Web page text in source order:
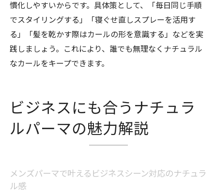
慣化しやすいからです。具体策として、「毎日同じ手順
でスタイリングする」「寝ぐせ直しスプレーを活用す
る」「髪を乾かす際はカールの形を意識する」などを実
践しましょう。これにより、誰でも無理なくナチュラル
なカールをキープできます。
ビジネスにも合うナチュラ
ルパーマの魅力解説
メンズパーマで叶えるビジネスシーン対応のナチュラ
ル感